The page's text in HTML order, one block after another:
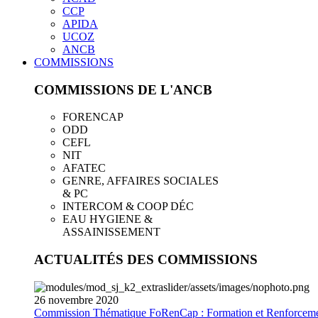
CCP
APIDA
UCOZ
ANCB
COMMISSIONS
COMMISSIONS DE L'ANCB
FORENCAP
ODD
CEFL
NIT
AFATEC
GENRE, AFFAIRES SOCIALES
& PC
INTERCOM & COOP DÉC
EAU HYGIENE &
ASSAINISSEMENT
ACTUALITÉS DES COMMISSIONS
26 novembre 2020
Commission Thématique FoRenCap : Formation et